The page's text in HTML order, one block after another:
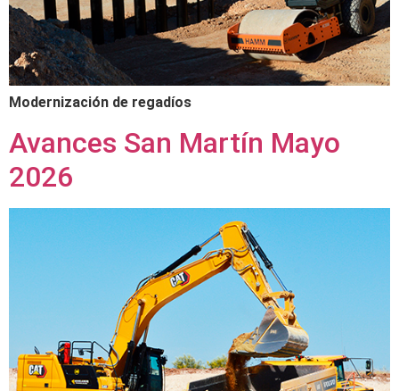
Modernización de regadíos
Avances San Martín Mayo
2026